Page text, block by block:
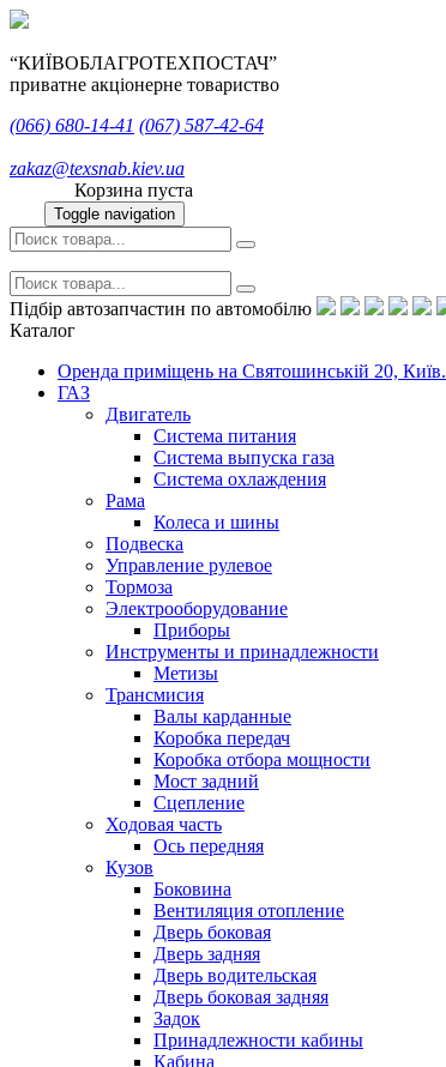
“КИЇВОБЛАГРОТЕХПОСТАЧ”
приватне акціонерне товариство
(066) 680-14-41 (067) 587-42-64
zakaz@texsnab.kiev.ua
Корзина пуста
Toggle navigation
Підбір автозапчастин по автомобілю
Каталог
Оренда приміщень на Святошинській 20, Київ.
ГАЗ
Двигатель
Система питания
Система выпуска газа
Система охлаждения
Рама
Колеса и шины
Подвеска
Управление рулевое
Тормоза
Электрооборудование
Приборы
Инструменты и принадлежности
Метизы
Трансмисия
Валы карданные
Коробка передач
Коробка отбора мощности
Мост задний
Сцепление
Ходовая часть
Ось передняя
Кузов
Боковина
Вентиляция отопление
Дверь боковая
Дверь задняя
Дверь водительская
Дверь боковая задняя
Задок
Принадлежности кабины
Кабина